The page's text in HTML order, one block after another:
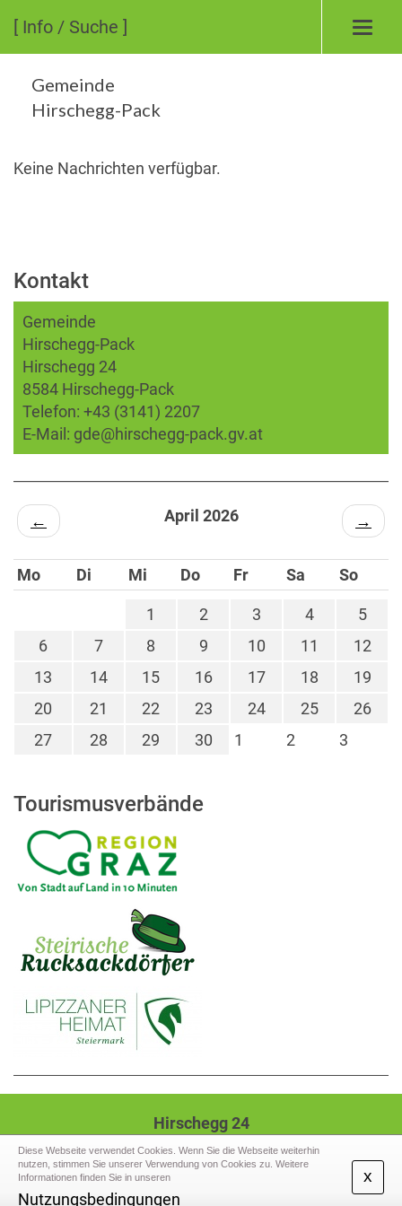
Diese Webseite verwendet Cookies. Wenn Sie die Webseite weiterhin
nutzen, stimmen Sie unserer Verwendung von Cookies zu. Weitere
Informationen finden Sie in unseren
Nutzungsbedingungen
x
[ Info / Suche ]
Gemeinde
Hirschegg-Pack
Keine Nachrichten verfügbar.
Kontakt
Gemeinde
Hirschegg-Pack
Hirschegg 24
8584 Hirschegg-Pack
Telefon: +43 (3141) 2207
E-Mail: gde@hirschegg-pack.gv.at
← April 2026 →
Mo Di Mi Do Fr Sa So
1 2 3 4
5
6
7 8 9 10 11
12
13
14 15 16 17 18
19
20
21 22 23 24 25
26
27
28 29 30 1 2 3
Tourismusverbände
Hirschegg 24
8584 Hirschegg-Pack
Tel.: +43 (3141) 2207, Mail: gde@hirschegg-